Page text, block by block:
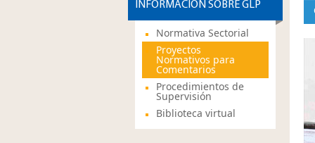
Normativa Sectorial
Proyectos
Normativos para
Comentarios
Procedimientos de
Supervisión
Biblioteca virtual